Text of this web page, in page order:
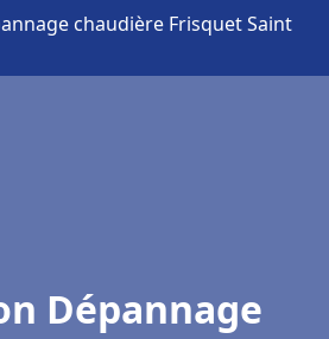
chaudière Frisquet Saint
Dépannage